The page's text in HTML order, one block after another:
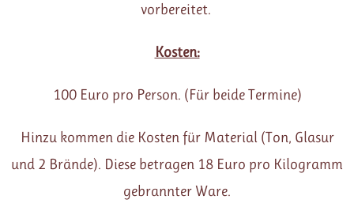
vorbereitet.
Kosten:
100 Euro pro Person. (Für beide Termine)
Hinzu kommen die Kosten für Material (Ton, Glasur
und 2 Brände). Diese betragen 18 Euro pro Kilogramm
gebrannter Ware.